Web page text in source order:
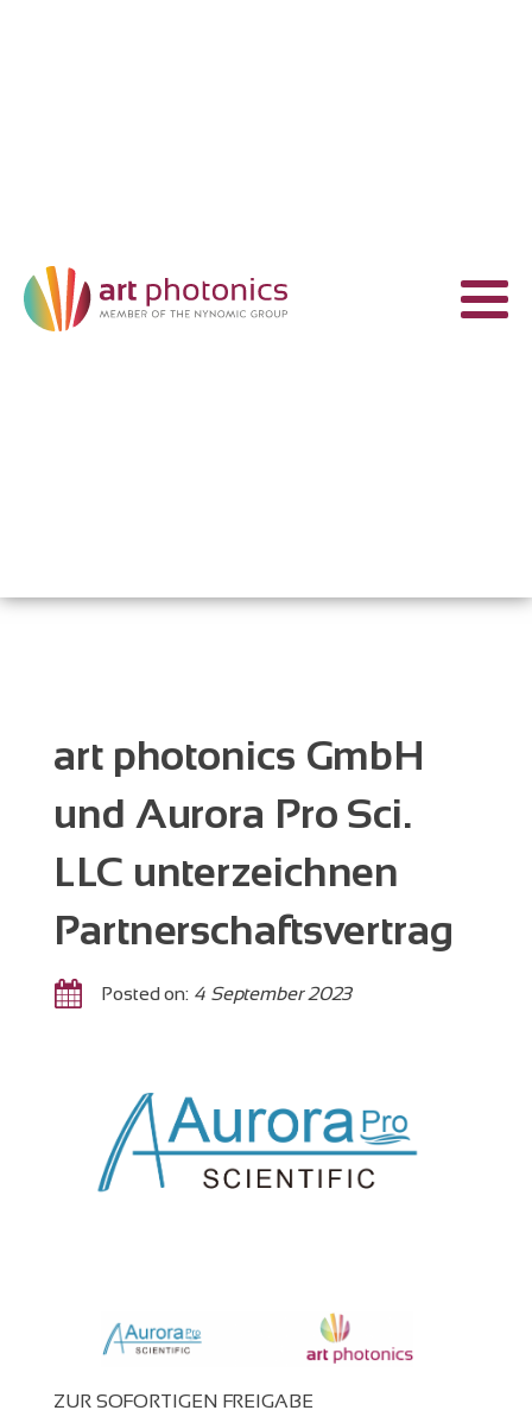
art photonics GmbH
und Aurora Pro Sci.
LLC unterzeichnen
Partnerschaftsvertrag
Posted on: 4 September 2023
ZUR SOFORTIGEN FREIGABE